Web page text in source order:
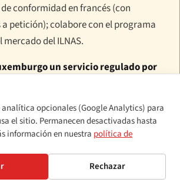
conformidad en francés (con
petición); colabore con el programa
del ILNAS.
un servicio regulado por
francés y al menos en otro idioma
su base de clientes; alinee su
2.1 AA; designe un único punto de
reclamaciones de accesibilidad;
con los requisitos de
analítica opcionales (Google Analytics) para
el sitio. Permanecen desactivadas hasta
información en nuestra política de
Rechazar